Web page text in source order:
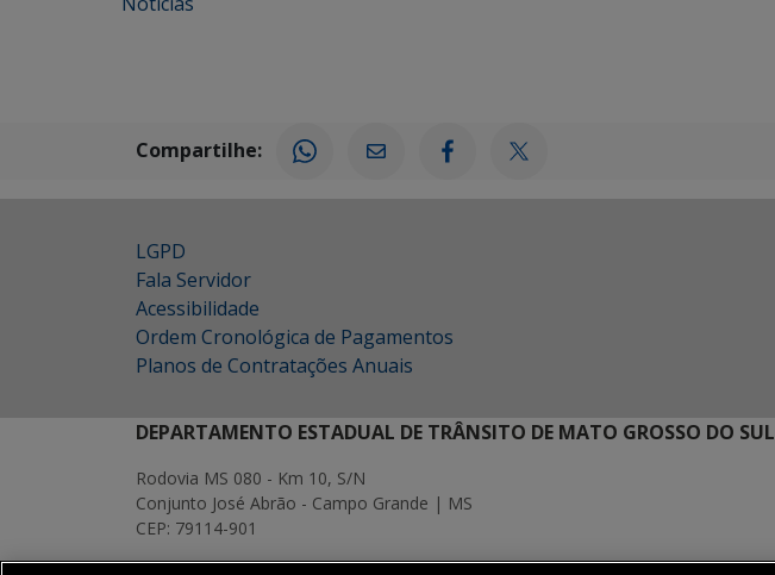
Compartilhe:
LGPD
Fala Servidor
Acessibilidade
Ordem Cronológica de Pagamentos
Planos de Contratações Anuais
DEPARTAMENTO ESTADUAL DE TRÂNSITO DE MATO GROSSO DO SUL
Rodovia MS 080 - Km 10, S/N
Conjunto José Abrão - Campo Grande | MS
CEP: 79114-901